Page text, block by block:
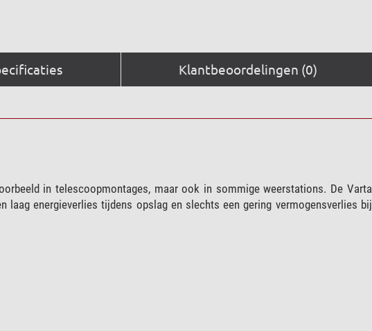
Klantbeoordelingen (0)
in telescoopmontages, maar ook in sommige weerstations. De Varta
laag energieverlies tijdens opslag en slechts een gering vermogensverlies bij